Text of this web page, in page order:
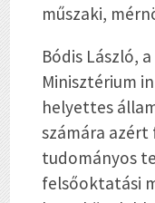
műszaki,
Bódis László,
Minisztérium
helyettes
számára azért
tudományos
felsőoktatási